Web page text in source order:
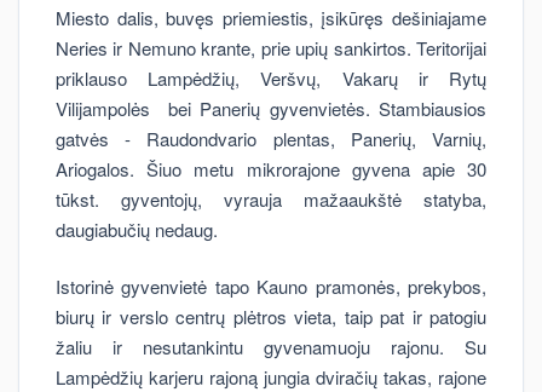
Miesto dalis, buvęs priemiestis, įsikūręs dešiniajame
Neries ir Nemuno krante, prie upių sankirtos. Teritorijai
priklauso Lampėdžių, Veršvų, Vakarų ir Rytų
Vilijampolės bei Panerių gyvenvietės. Stambiausios
gatvės - Raudondvario plentas, Panerių, Varnių,
Ariogalos. Šiuo metu mikrorajone gyvena apie 30
tūkst. gyventojų, vyrauja mažaaukštė statyba,
daugiabučių nedaug.
Istorinė gyvenvietė tapo Kauno pramonės, prekybos,
biurų ir verslo centrų plėtros vieta, taip pat ir patogiu
žaliu ir nesutankintu gyvenamuoju rajonu. Su
Lampėdžių karjeru rajoną jungia dviračių takas, rajone